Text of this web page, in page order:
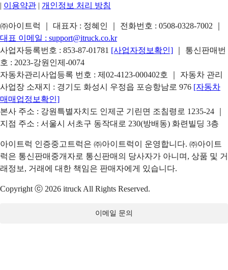
| 이용약관 | 개인정보 처리 방침
㈜아이트럭 ｜ 대표자 : 정혜인 ｜ 전화번호 : 0508-0328-7002
대표 이메일 : support@itruck.co.kr
사업자등록번호 : 853-87-01781 [사업자정보확인]
｜ 통신판매번
호 : 2023-강원인제-0074
자동차관리사업등록 번호 : 제02-4123-000402호 ｜ 자동차 관리
사업장 소재지 : 경기도 화성시 우정읍 포승항남로 976 [자동차
매매업정보확인]
본사 주소 : 강원특별자치도 인제군 기린면 조침령로 1235-24 ｜
지점 주소 : 서울시 서초구 동작대로 230(방배동) 화련빌딩 3층
아이트럭 인증중고트럭은 ㈜아이트럭이 운영합니다. ㈜아이트
럭은 통신판매중개자로 통신판매의 당사자가 아니며, 상품 및 거
래정보, 거래에 대한 책임은 판매자에게 있습니다.
Copyright ⓒ 2026 itruck All Rights Reserved.
이메일 문의